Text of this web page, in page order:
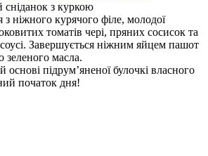
сніданок з куркою
ніжного курячого філе, молодої
томатів чері, пряних сосисок та
Завершується ніжним яйцем пашот
зеленого масла.
основі підрум’яненої булочкі власного
початок дня!